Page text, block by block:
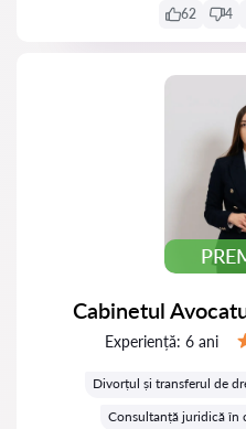
62 4
Cabinetul
Experiență: 6 ani
Divorțul și transferul de
Consultanță juridică în